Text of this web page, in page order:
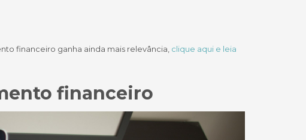
financeiro ganha ainda mais relevância, clique aqui e leia
financeiro